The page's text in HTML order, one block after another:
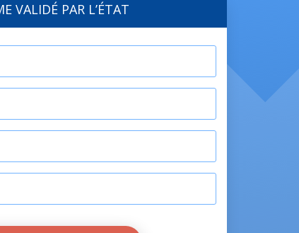
VALIDÉ PAR L’ÉTAT